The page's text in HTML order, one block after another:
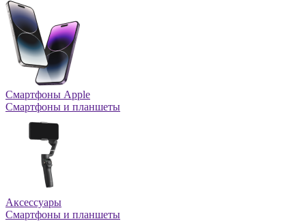
Смартфоны Apple
Смартфоны и планшеты
Аксессуары
Смартфоны и планшеты